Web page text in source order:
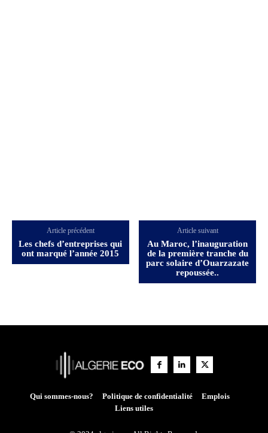
Article précédent
Les chefs d’entreprises qui
ont marqué l’année 2015
Article suivant
Au Maroc, l’inauguration
de la première tranche du
parc solaire d’Ouarzazate
repoussée..
Qui sommes-nous? Politique de confidentialité
Emplois
Liens utiles